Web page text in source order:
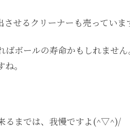
せるクリーナーも売っていま
ばボールの寿命かもしれませ
。
るまでは、我慢ですよ(^▽^)/